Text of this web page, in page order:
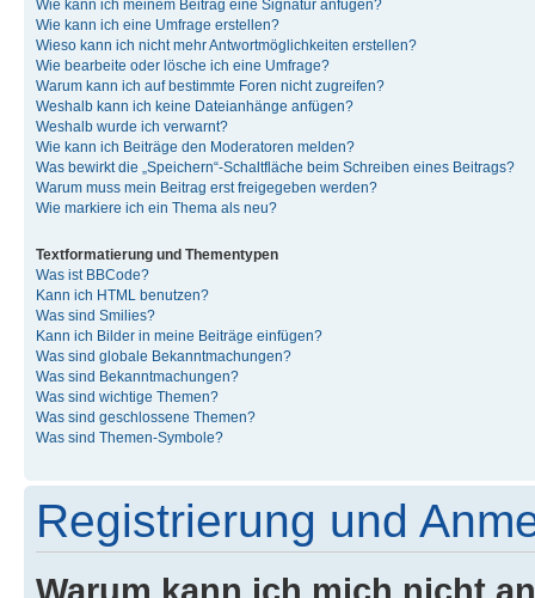
Wie kann ich meinem Beitrag eine Signatur anfügen?
Wie kann ich eine Umfrage erstellen?
Wieso kann ich nicht mehr Antwortmöglichkeiten erstellen?
Wie bearbeite oder lösche ich eine Umfrage?
Warum kann ich auf bestimmte Foren nicht zugreifen?
Weshalb kann ich keine Dateianhänge anfügen?
Weshalb wurde ich verwarnt?
Wie kann ich Beiträge den Moderatoren melden?
Was bewirkt die „Speichern“-Schaltfläche beim Schreiben eines Beitrags?
Warum muss mein Beitrag erst freigegeben werden?
Wie markiere ich ein Thema als neu?
Textformatierung und Thementypen
Was ist BBCode?
Kann ich HTML benutzen?
Was sind Smilies?
Kann ich Bilder in meine Beiträge einfügen?
Was sind globale Bekanntmachungen?
Was sind Bekanntmachungen?
Was sind wichtige Themen?
Was sind geschlossene Themen?
Was sind Themen-Symbole?
Registrierung und